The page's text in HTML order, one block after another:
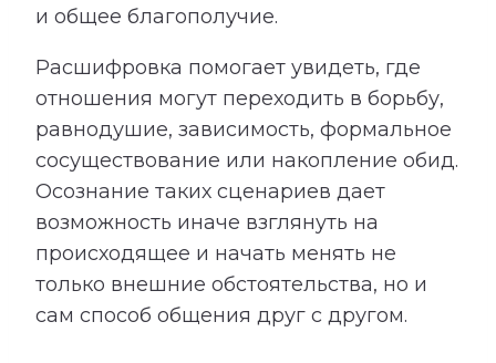
и общее благополучие.
Расшифровка помогает увидеть, где
отношения могут переходить в борьбу,
равнодушие, зависимость, формальное
сосуществование или накопление обид.
Осознание таких сценариев дает
возможность иначе взглянуть на
происходящее и начать менять не
только внешние обстоятельства, но и
сам способ общения друг с другом.